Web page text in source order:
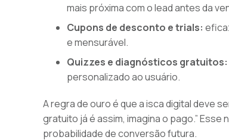
mais próxima com o lead antes da
Cupons de desconto e trials:
e mensurável.
Quizzes e diagnósticos gratuitos:
personalizado ao usuário.
A regra de ouro é que a isca digital deve
gratuito já é assim, imagina o pago.”
probabilidade de conversão futura.